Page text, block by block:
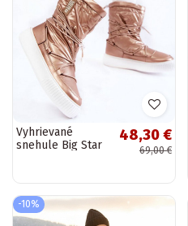
Vyhrievané
snehule Big Star
48,30 €
69,00 €
-10%